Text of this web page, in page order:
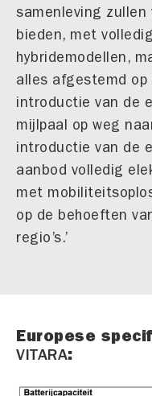
samenleving zullen
bieden, met
hybridemodellen,
alles afgestemd op
introductie van de
mijlpaal op weg
introductie van de
aanbod volledig
met
op de behoeften
regio’s.’
Europese
VITARA: